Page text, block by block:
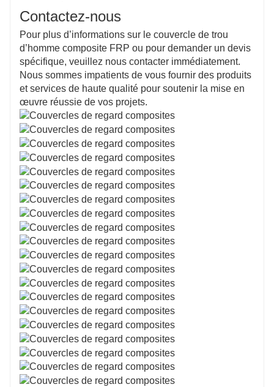
Contactez-nous
Pour plus d’informations sur le couvercle de trou
d’homme composite FRP ou pour demander un devis
spécifique, veuillez nous contacter immédiatement.
Nous sommes impatients de vous fournir des produits
et services de haute qualité pour soutenir la mise en
œuvre réussie de vos projets.